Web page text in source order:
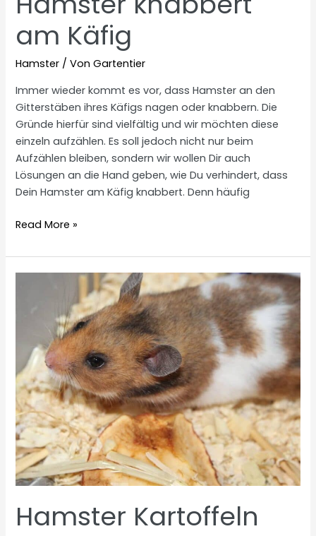
am Käfig
Hamster / VonGartentier
Immer wieder kommt es vor, dass Hamster an den
Gitterstäben ihres Käfigs nagen oder knabbern. Die
Gründe hierfür sind vielfältig und wir möchten diese
einzeln aufzählen. Es soll jedoch nicht nur beim
Aufzählen bleiben, sondern wir wollen Dir auch
Lösungen an die Hand geben, wie Du verhindert, dass
Dein Hamster am Käfig knabbert. Denn häufig
Hamster
am
Käfig
Read More »
Hamster Kartoffeln